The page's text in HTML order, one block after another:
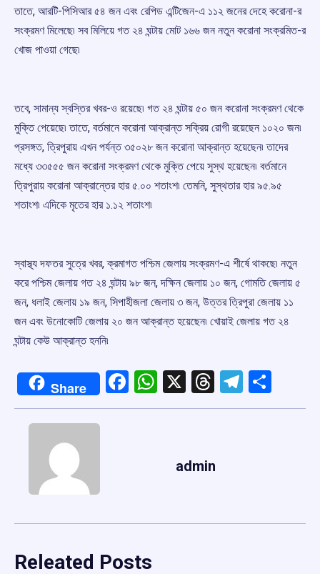
তাতে, আরটি-পিসিআর ৫৪ জন এবং রেপিড এন্টিজেন-এ ১১২ জনের দেহে করোনা-র
সংক্রমণ মিলেছে৷ সব মিলিয়ে গত ২৪ ঘন্টায় মোট ১৬৬ জন নতুন করোনা সংক্রমিত-র
খোজ পাওয়া গেছে৷
তবে, সামান্য স্বস্তির খবর-ও রয়েছে৷ গত ২৪ ঘন্টায় ৫০ জন করোনা সংক্রমণ থেকে
মুক্তি পেয়েছে৷ তাতে, বর্তমানে করোনা আক্রান্ত সক্রিয় রোগী রয়েছেন ১০২০ জন৷
প্রসঙ্গত, ত্রিপুরায় এখন পর্যন্ত ৩৫০২৮ জন করোনা আক্রান্ত হয়েছেন৷ তাদের
মধ্যে ৩৩৫৫৫ জন করোনা সংক্রমণ থেকে মুক্তি পেয়ে সুস্থ হয়েছেন৷ বর্তমানে
ত্রিপুরায় করোনা আক্রান্তের হার ৫.০০ শতাংশ৷ তেমনি, সুস্থতার হার ৯৫.৯৫
শতাংশ৷ এদিকে মৃতের হার ১.১২ শতাংশ৷
স্বাস্থ্য দফতর সুত্রে খবর, ক্রমাগত পশ্চিম জেলায় সংক্রমণ-এ শীর্ষে থাকছে৷ নতুন
করে পশ্চিম জেলায় গত ২৪ ঘন্টায় ৯৮ জন, দক্ষিন জেলায় ১০ জন, গোমতি জেলায় ৫
জন, ধলাই জেলায় ১৯ জন, সিপাহীজলা জেলায় ৩ জন, উত্তর ত্রিপুরা জেলায় ১১
জন এবং উনোকোটি জেলায় ২০ জন আক্রান্ত হয়েছেন৷ খোয়াই জেলায় গত ২৪
ঘন্টায় কেউ আক্রান্ত হননি৷
Share Facebook
WhatsApp
X Threads
admin
Releated Posts